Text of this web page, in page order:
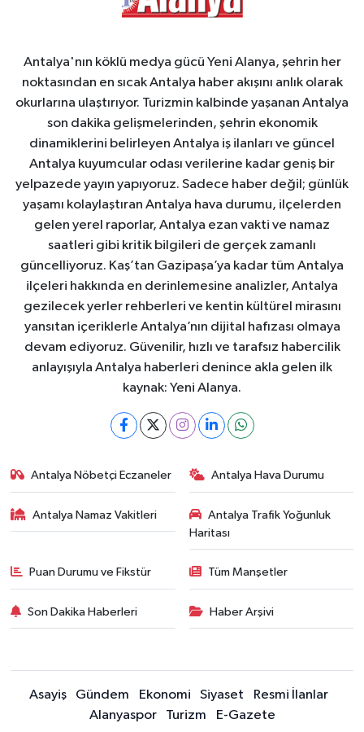
Antalya'nın köklü medya gücü Yeni Alanya, şehrin her
noktasından en sıcak Antalya haber akışını anlık olarak
okurlarına ulaştırıyor. Turizmin kalbinde yaşanan Antalya
son dakika gelişmelerinden, şehrin ekonomik
dinamiklerini belirleyen Antalya iş ilanları ve güncel
Antalya kuyumcular odası verilerine kadar geniş bir
yelpazede yayın yapıyoruz. Sadece haber değil; günlük
yaşamı kolaylaştıran Antalya hava durumu, ilçelerden
gelen yerel raporlar, Antalya ezan vakti ve namaz
saatleri gibi kritik bilgileri de gerçek zamanlı
güncelliyoruz. Kaş’tan Gazipaşa’ya kadar tüm Antalya
ilçeleri hakkında en derinlemesine analizler, Antalya
gezilecek yerler rehberleri ve kentin kültürel mirasını
yansıtan içeriklerle Antalya’nın dijital hafızası olmaya
devam ediyoruz. Güvenilir, hızlı ve tarafsız habercilik
anlayışıyla Antalya haberleri denince akla gelen ilk
kaynak: Yeni Alanya.
Antalya Nöbetçi Eczaneler Antalya Hava Durumu
Antalya Namaz Vakitleri
Antalya Trafik Yoğunluk
Haritası
Puan Durumu ve Fikstür Tüm Manşetler
Son Dakika Haberleri Haber Arşivi
Asayiş Gündem Ekonomi Siyaset
Resmi İlanlar
Alanyaspor
Turizm E-Gazete